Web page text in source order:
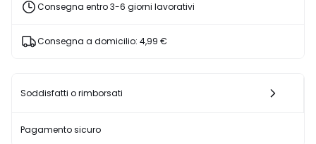
Consegna entro 3-6 giorni lavorativi
Consegna a domicilio: 4,99 €
Soddisfatti o rimborsati
Pagamento sicuro